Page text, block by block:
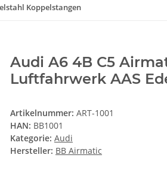
Koppelstangen
Audi A6 4B C5
Luftfahrwerk AAS
Artikelnummer: ART-1001
HAN: BB1001
Kategorie: Audi
Hersteller: BB Airmatic